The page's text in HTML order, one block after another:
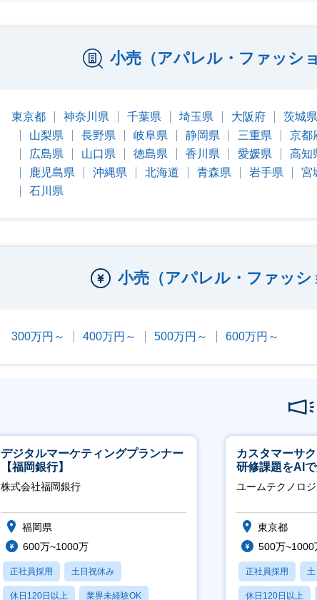
小売（アパレル・ファッシ
東京都 神奈川県 千葉県 埼玉県 大阪府 茨城県
山梨県
長野県 岐阜県 静岡県 三重県 京都
広島県
山口県 徳島県 香川県 愛媛県 高知
鹿児島県
沖縄県 北海道 青森県 岩手県 宮
石川県
小売（アパレル・ファッ
300万円～ 400万円～ 500万円～ 600万円～
デジタルマーケティングプランナー
【福岡銀行】
株式会社福岡銀行
福岡県
600万~1000万
正社員採用 土日祝休み
休日120日以上 業界未経験OK
カスタマーサ
研修課題をAI
約3万社導入
ユームテクノロ
東京都
500万~1000
正社員採用
休日120日以上